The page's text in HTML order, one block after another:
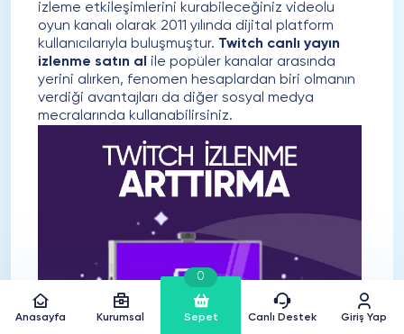
Levent Aytar
Psikolog
Satın alma adımları basitti. Satın aldıktan sonra
yayın açtım ve çalıştı. Firmanın sunduğu
hizmetten son derece memnunum.
Tanıdıklarımın da ihtiyacı olan durumlarda
Sosyalgram’ı kullanmasını tavsiye ediyorum.
Gerçekten çok kaliteli bir hizmet.
Mete Çeviker
Genel Müdür
Deneme amaçlı aylık 10 izleyici satın aldım ve
30 gün boyunca en az 3 saat yayın açtım.
Firma gerçekten de vaat ettiği tüm hizmetleri
izleme etkileşimlerini kurabileceğiniz videolu
oyun kanalı olarak 2011 yılında dijital platform
kullanıcılarıyla buluşmuştur. Twitch canlı yayın
izlenme satın al ile popüler kanalar arasında
yerini alırken, fenomen hesaplardan biri olmanın
verdiği avantajları da diğer sosyal medya
mecralarında kullanabilirsiniz.
Anasayfa Kurumsal Sepet
0
Canlı Destek Giriş Yap